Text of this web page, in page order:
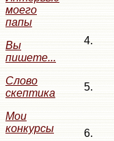
моего
папы
Вы
пишете...
Слово
скептика
Мои
конкурсы
4.
5.
6.